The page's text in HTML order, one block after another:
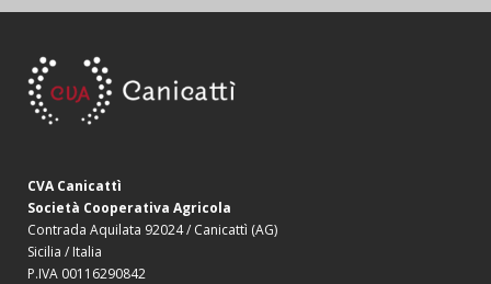
CVA Canicattì
Società Cooperativa Agricola
Contrada Aquilata 92024 / Canicattì (AG)
Sicilia / Italia
P.IVA 00116290842